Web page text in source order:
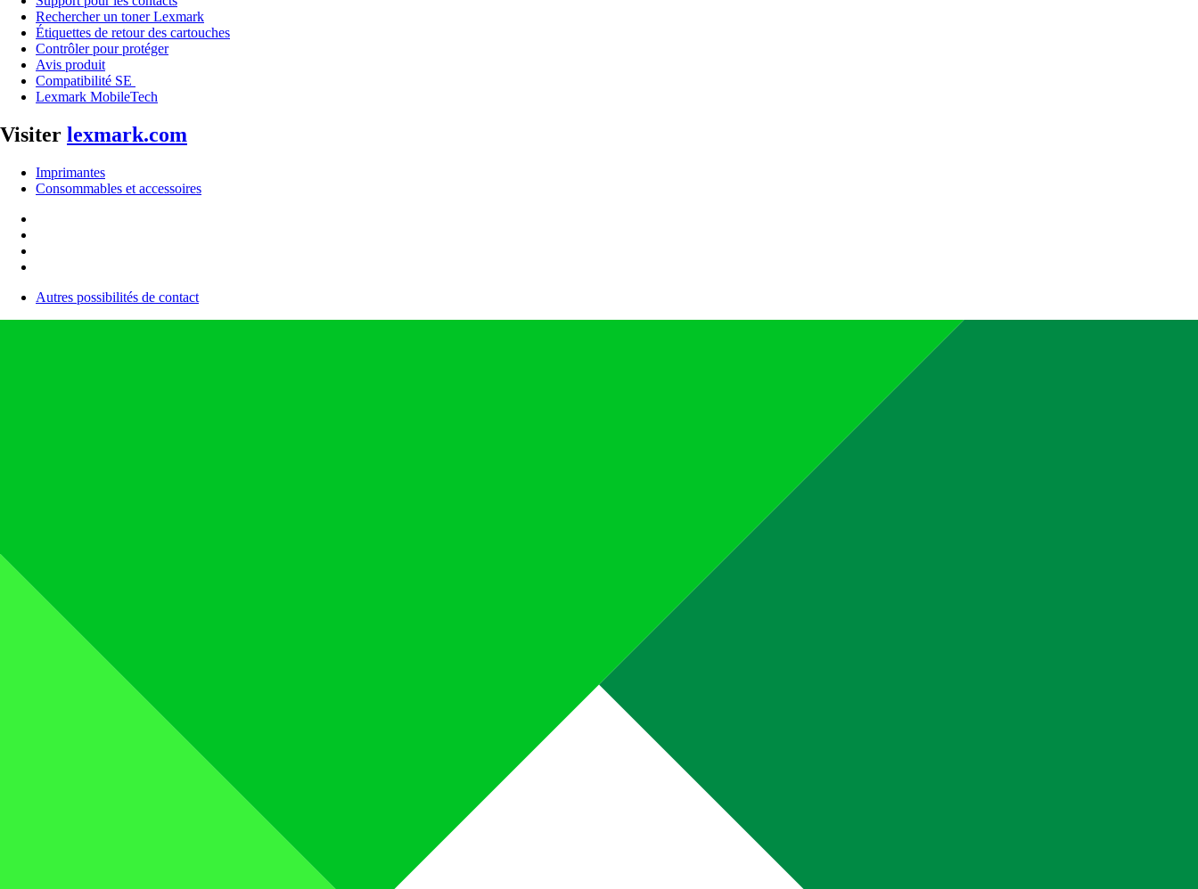
Rechercher un toner Lexmark
Étiquettes de retour des cartouches
Contrôler pour protéger
Avis produit
Compatibilité SE
Lexmark MobileTech
Visiter lexmark.com
Imprimantes
Consommables et accessoires
Autres possibilités de contact